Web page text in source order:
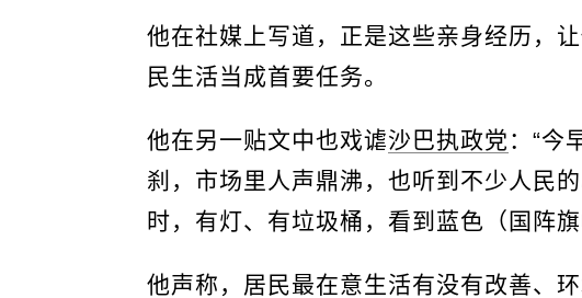
他在社媒上写道，正是这些亲身经历，
民生活当成首要任务。
他在另一贴文中也戏谑沙巴执政党 ：“今
刹，市场里人声鼎沸，也听到不少人民
时，有灯、有垃圾桶，看到蓝色（国阵
他声称，居民最在意生活有没有改善、